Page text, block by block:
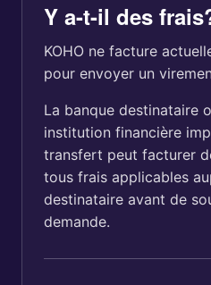
Y a-t-il des
KOHO ne facture
pour envoyer un
La banque destinataire
institution financière
transfert peut facturer
tous frais applicables
destinataire avant de
demande.